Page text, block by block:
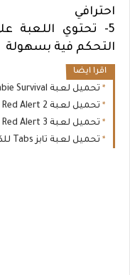
احترافي
5- تحتوي اللعبة
التحكم فية بسهولة
اقرا ايضا
تحميل لعبة Live Or Die Zombie Survival للموبايل برابط مباشر
تحميل لعبة Red Alert 2 ريد اليرت 2 للكمبيوتر برابط مباشر
تحميل لعبة Red Alert 3 ريد اليرت 3 للكمبيوتر برابط مباشر
تحميل لعبة تابز Tabs للكمبيوتر وشرح طريق الفوز المضمونة